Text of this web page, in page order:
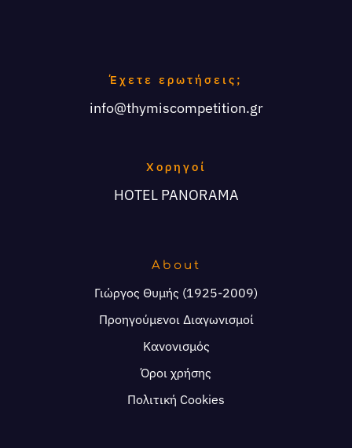
Έχετε ερωτήσεις;
info@thymiscompetition.gr
Χορηγοί
HOTEL PANORAMA
About
Γιώργος Θυμής (1925-2009)
Προηγούμενοι Διαγωνισμοί
Κανονισμός
Όροι χρήσης
Πολιτική Cookies